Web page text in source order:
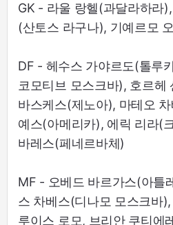
GK - 라울 랑헬(과달라하라
(산토스 라구나), 기예르모
DF - 헤수스 가야르도(톨루
코모티브 모스크바), 호르헤
바스케스(제노아), 마테오
예스(아메리카), 에릭 리라(
바레스(페네르바체)
MF - 오베드 바르가스(아틀
스 차베스(디나모 모스크바
루이스 로모, 브리안 쿠티에